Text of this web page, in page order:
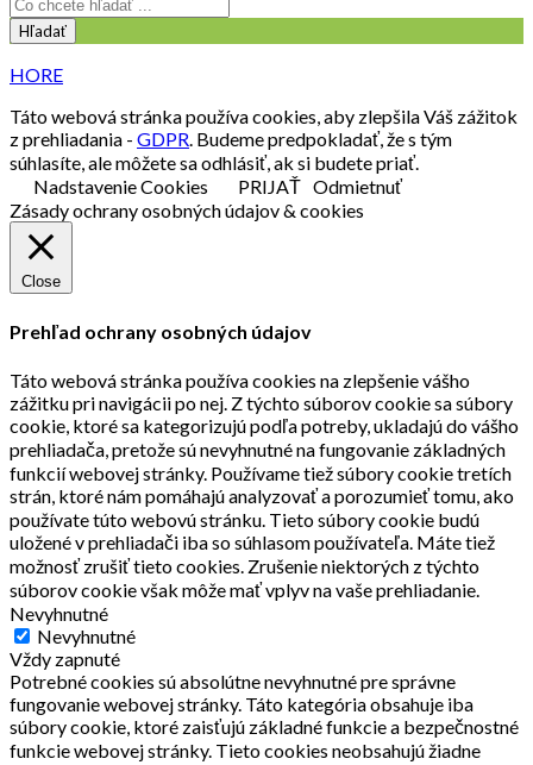
Hľadať
HORE
Táto webová stránka používa cookies, aby zlepšila Váš zážitok
z prehliadania - GDPR. Budeme predpokladať, že s tým
súhlasíte, ale môžete sa odhlásiť, ak si budete priať.
Nadstavenie Cookies
PRIJAŤ Odmietnuť
Zásady ochrany osobných údajov & cookies
Close
Prehľad ochrany osobných údajov
Táto webová stránka používa cookies na zlepšenie vášho
zážitku pri navigácii po nej. Z týchto súborov cookie sa súbory
cookie, ktoré sa kategorizujú podľa potreby, ukladajú do vášho
prehliadača, pretože sú nevyhnutné na fungovanie základných
funkcií webovej stránky. Používame tiež súbory cookie tretích
strán, ktoré nám pomáhajú analyzovať a porozumieť tomu, ako
používate túto webovú stránku. Tieto súbory cookie budú
uložené v prehliadači iba so súhlasom používateľa. Máte tiež
možnosť zrušiť tieto cookies. Zrušenie niektorých z týchto
súborov cookie však môže mať vplyv na vaše prehliadanie.
Nevyhnutné
Nevyhnutné
Vždy zapnuté
Potrebné cookies sú absolútne nevyhnutné pre správne
fungovanie webovej stránky. Táto kategória obsahuje iba
súbory cookie, ktoré zaisťujú základné funkcie a bezpečnostné
funkcie webovej stránky. Tieto cookies neobsahujú žiadne